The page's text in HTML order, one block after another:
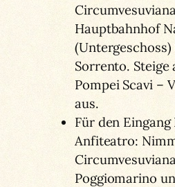
Hauptbahnhof
Sorrento. Steige
Pompei Scavi –
aus.
Für den Eingang
Anfiteatro:
Poggiomarino